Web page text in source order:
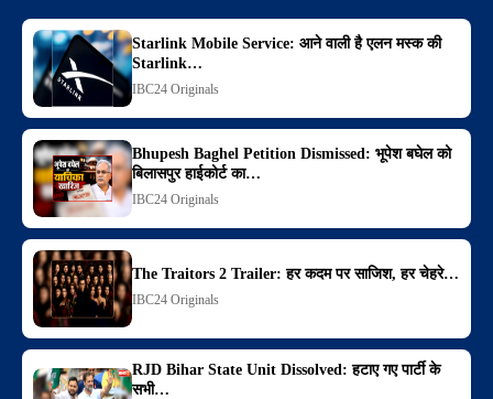
Starlink Mobile Service: आने वाली है एलन मस्क की
Starlink…
IBC24 Originals
Bhupesh Baghel Petition Dismissed: भूपेश बघेल को
बिलासपुर हाईकोर्ट का…
IBC24 Originals
The Traitors 2 Trailer: हर कदम पर साजिश, हर चेहरे…
IBC24 Originals
RJD Bihar State Unit Dissolved: हटाए गए पार्टी के
सभी…